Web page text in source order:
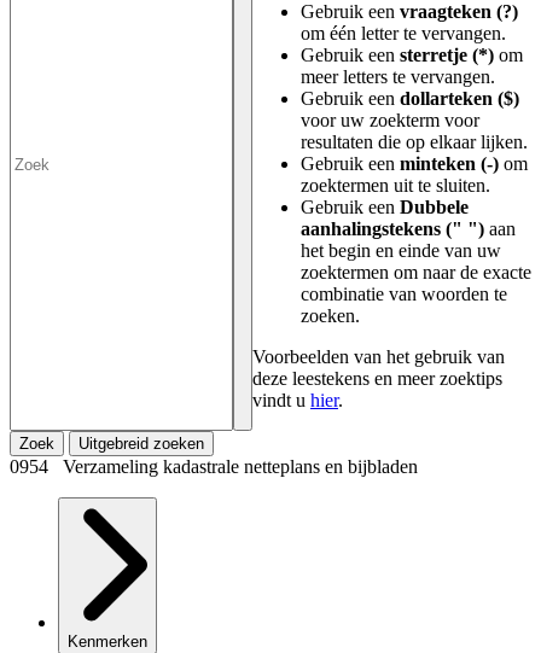
Gebruik een vraagteken (?)
om één letter te vervangen.
Gebruik een sterretje (*) om
meer letters te vervangen.
Gebruik een dollarteken ($)
voor uw zoekterm voor
resultaten die op elkaar lijken.
Gebruik een minteken (-) om
zoektermen uit te sluiten.
Gebruik een Dubbele
aanhalingstekens (" ") aan
het begin en einde van uw
zoektermen om naar de exacte
combinatie van woorden te
zoeken.
Voorbeelden van het gebruik van
deze leestekens en meer zoektips
vindt u hier.
Zoek Uitgebreid zoeken
0954 Verzameling kadastrale netteplans en bijbladen
Kenmerken